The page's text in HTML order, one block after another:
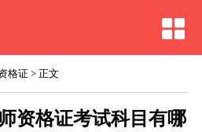
格证 > 正文
资格证考试科目有哪